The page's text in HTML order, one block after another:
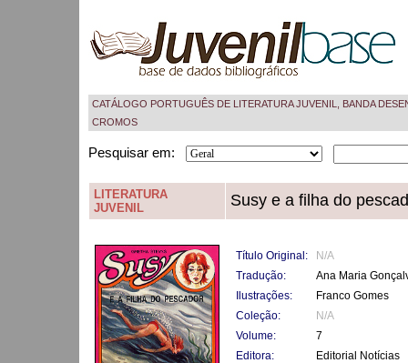
CATÁLOGO PORTUGUÊS DE LITERATURA JUVENIL, BANDA
CROMOS
Pesquisar em:
LITERATURA
JUVENIL
Susy e a filha do
Título Original:
N/A
Tradução:
Ana Maria
Ilustrações:
Franco Gomes
Coleção:
N/A
Volume:
7
Editora:
Editorial Notícias